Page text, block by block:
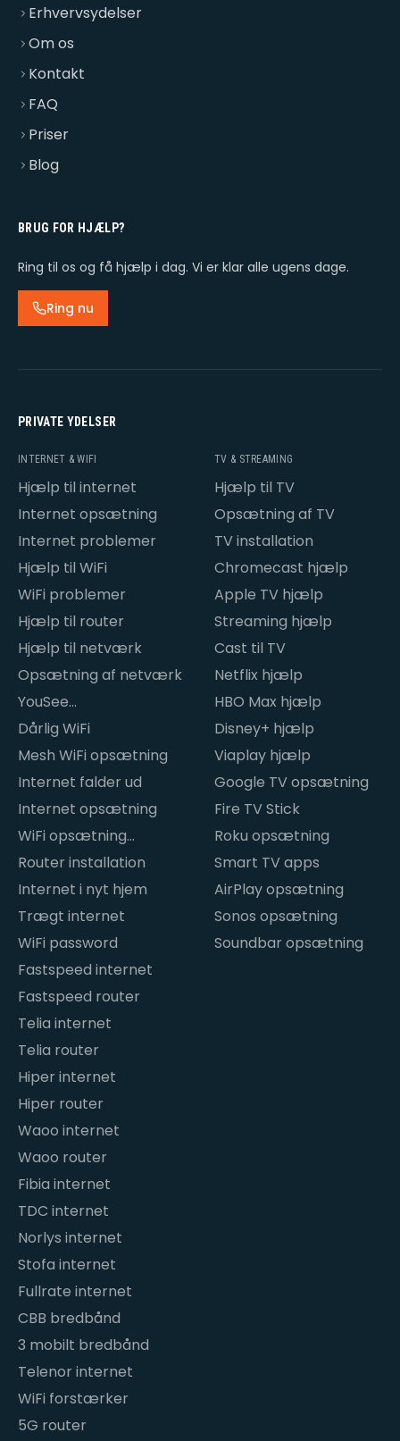
Erhvervsydelser
Om os
Kontakt
FAQ
Priser
Blog
BRUG FOR HJÆLP?
Ring til os og få hjælp i dag. Vi er klar alle ugens dage.
Ring nu
PRIVATE YDELSER
INTERNET & WIFI
Hjælp til internet
Internet opsætning
Internet problemer
Hjælp til WiFi
WiFi problemer
Hjælp til router
Hjælp til netværk
Opsætning af netværk
YouSee
internetproblemer
Dårlig WiFi
Mesh WiFi opsætning
Internet falder ud
Internet opsætning
WiFi opsætning
hjemme
Router installation
Internet i nyt hjem
Trægt internet
WiFi password
Fastspeed internet
Fastspeed router
Telia internet
Telia router
Hiper internet
Hiper router
Waoo internet
Waoo router
Fibia internet
TDC internet
Norlys internet
Stofa internet
Fullrate internet
CBB bredbånd
3 mobilt bredbånd
Telenor internet
WiFi forstærker
5G router
TV & STREAMING
Hjælp til TV
Opsætning af TV
TV installation
Chromecast hjælp
Apple TV hjælp
Streaming hjælp
Cast til TV
Netflix hjælp
HBO Max hjælp
Disney+ hjælp
Viaplay hjælp
Google TV opsætning
Fire TV Stick
Roku opsætning
Smart TV apps
AirPlay opsætning
Sonos opsætning
Soundbar opsætning